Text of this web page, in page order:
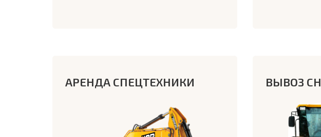
АРЕНДА СПЕЦТЕХНИКИ ВЫВОЗ